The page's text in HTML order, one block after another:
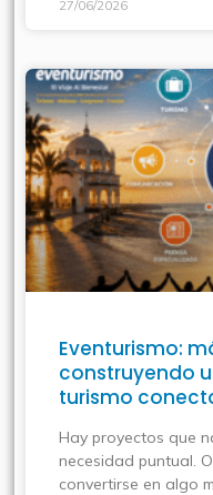
27/06/2026
Eventurismo:
construyendo
turismo
Hay proyectos que
necesidad puntual.
convertirse en algo